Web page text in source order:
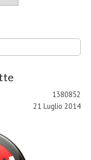
1380852
21 Luglio 2014